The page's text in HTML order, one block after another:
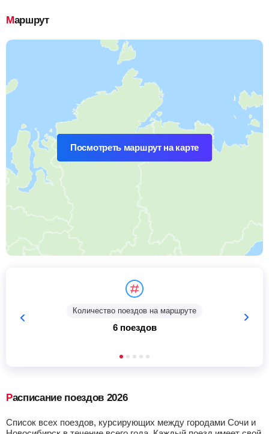
Маршрут
Посмотреть маршрут на карте
Количество поездов на маршруте
6 поездов
Расписание поездов 2026
Список всех поездов, курсирующих между городами Сочи и